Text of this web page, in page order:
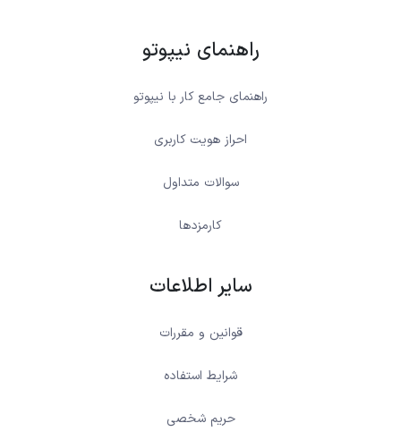
راهنمای نیپوتو
راهنمای جامع کار با نیپوتو
احراز هویت کاربری
سوالات متداول
کارمزدها
سایر اطلاعات
قوانین و مقررات
شرایط استفاده
حریم شخصی